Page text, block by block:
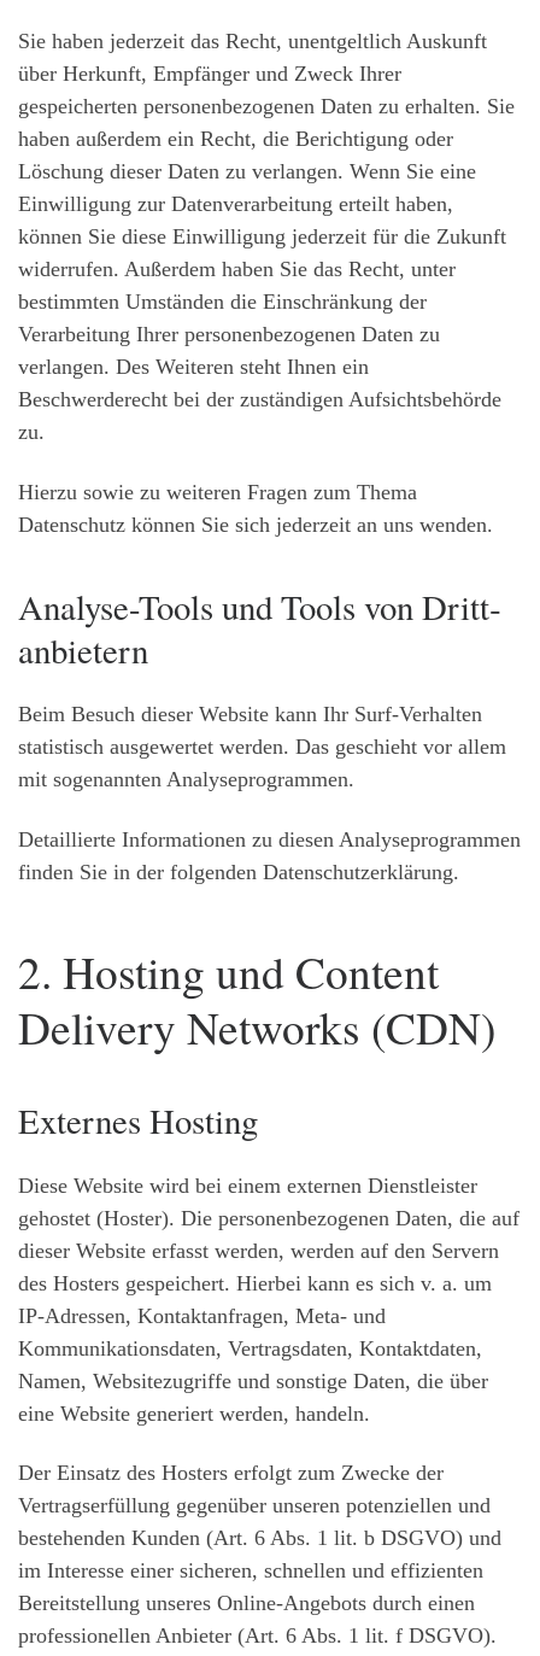
Sie haben jederzeit das Recht, unentgeltlich Auskunft
über Herkunft, Empfänger und Zweck Ihrer
gespeicherten personenbezogenen Daten zu erhalten. Sie
haben außerdem ein Recht, die Berichtigung oder
Löschung dieser Daten zu verlangen. Wenn Sie eine
Einwilligung zur Datenverarbeitung erteilt haben,
können Sie diese Einwilligung jederzeit für die Zukunft
widerrufen. Außerdem haben Sie das Recht, unter
bestimmten Umständen die Einschränkung der
Verarbeitung Ihrer personenbezogenen Daten zu
verlangen. Des Weiteren steht Ihnen ein
Beschwerderecht bei der zuständigen Aufsichtsbehörde
zu.
Hierzu sowie zu weiteren Fragen zum Thema
Datenschutz können Sie sich jederzeit an uns wenden.
Analyse-Tools und Tools von Dritt­
anbietern
Beim Besuch dieser Website kann Ihr Surf-Verhalten
statistisch ausgewertet werden. Das geschieht vor allem
mit sogenannten Analyseprogrammen.
Detaillierte Informationen zu diesen Analyseprogrammen
finden Sie in der folgenden Datenschutzerklärung.
2. Hosting und Content
Delivery Networks (CDN)
Externes Hosting
Diese Website wird bei einem externen Dienstleister
gehostet (Hoster). Die personenbezogenen Daten, die auf
dieser Website erfasst werden, werden auf den Servern
des Hosters gespeichert. Hierbei kann es sich v. a. um
IP-Adressen, Kontaktanfragen, Meta- und
Kommunikationsdaten, Vertragsdaten, Kontaktdaten,
Namen, Websitezugriffe und sonstige Daten, die über
eine Website generiert werden, handeln.
Der Einsatz des Hosters erfolgt zum Zwecke der
Vertragserfüllung gegenüber unseren potenziellen und
bestehenden Kunden (Art. 6 Abs. 1 lit. b DSGVO) und
im Interesse einer sicheren, schnellen und effizienten
Bereitstellung unseres Online-Angebots durch einen
professionellen Anbieter (Art. 6 Abs. 1 lit. f DSGVO).